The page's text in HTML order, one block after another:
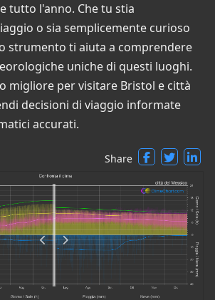
tutto l'anno. Che tu stia
o sia semplicemente curioso
strumento ti aiuta a comprendere
uniche di questi luoghi.
migliore per visitare Bristol e città
decisioni di viaggio informate
accurati.
Share